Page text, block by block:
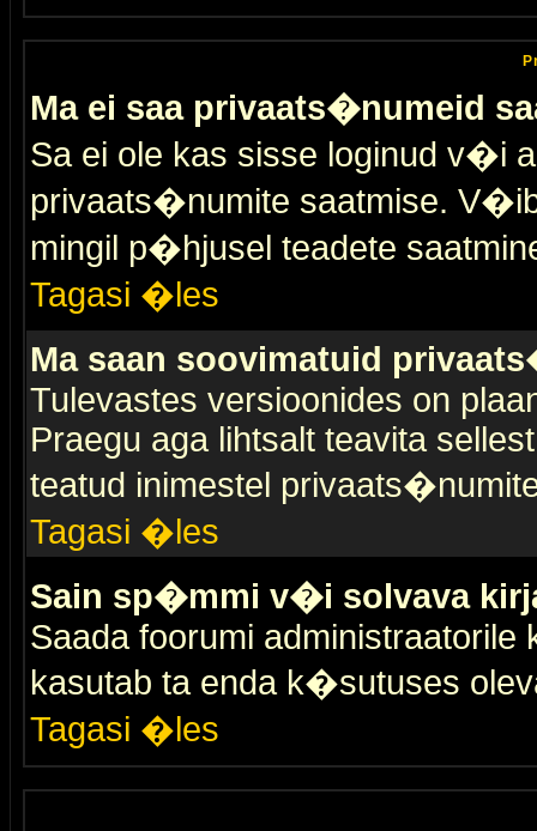
Ma ei saa privaats�numeid
Sa ei ole kas sisse loginud v�i
privaats�numite saatmise.
mingil p�hjusel teadete
Tagasi �les
Ma saan soovimatuid
Tulevastes versioonides on
Praegu aga lihtsalt teavita
teatud inimestel
Tagasi �les
Sain sp�mmi v�i solvava
Saada foorumi
kasutab ta enda k�sutuses
Tagasi �les